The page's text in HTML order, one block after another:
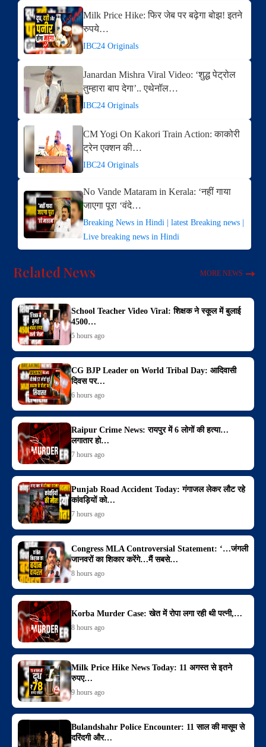
Milk Price Hike: फिर जेब पर बढ़ेगा बोझ! इतने
रुपये…
IBC24 Originals
Janardan Mishra Viral Video: ‘शुद्ध पेट्रोल
तुम्हारा बाप देगा’.. एथेनॉल…
IBC24 Originals
CM Yogi On Kakori Train Action: काकोरी
ट्रेन एक्शन की…
IBC24 Originals
No Vande Mataram in Kerala: ‘नहीं गाया
जाएगा पूरा ‘वंदे…
Breaking News in Hindi | latest Breaking news |
Live breaking news in Hindi
Related News MORE NEWS
School Teacher Video Viral: शिक्षक ने स्कूल में बुलाई
4500…
5 hours ago
CG BJP Leader on World Tribal Day: आदिवासी
दिवस पर…
6 hours ago
Raipur Crime News: रायपुर में 6 लोगों की हत्या…
लगातार हो…
7 hours ago
Punjab Road Accident Today: गंगाजल लेकर लौट रहे
कांवड़ियों को…
7 hours ago
Congress MLA Controversial Statement: ‘…जंगली
जानवरों का शिकार करेंगे…मैं सबसे…
8 hours ago
Korba Murder Case: खेत में रोपा लगा रही थी पत्नी,…
8 hours ago
Milk Price Hike News Today: 11 अगस्त से इतने
रुपए…
9 hours ago
Bulandshahr Police Encounter: 11 साल की मासूम से
दरिंदगी और…